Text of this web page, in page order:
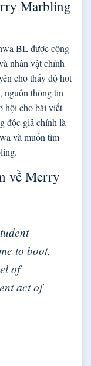
Marbling
BL được cộng
nhân vật chính
cho thấy độ hot
nguồn thông tin
hội cho bài viết
độc giả chính là
và muốn tìm
về Merry
–
to boot,
of
act of